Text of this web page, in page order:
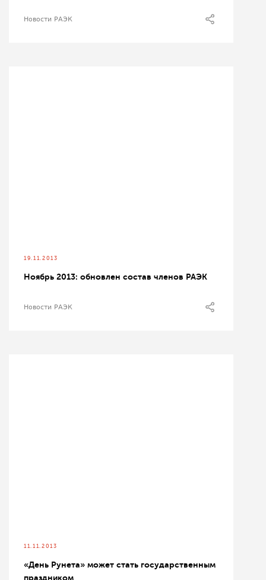
Новости РАЭК
19.11.2013
Ноябрь 2013: обновлен состав членов РАЭК
Новости РАЭК
11.11.2013
«День Рунета» может стать государственным
праздником